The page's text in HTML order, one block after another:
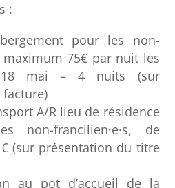
:
pour les non-
maximum 75€ par nuit les
mai – 4 nuits (sur
A/R lieu de résidence
non-francilien·e·s, de
(sur présentation du titre
au pot d’accueil de la